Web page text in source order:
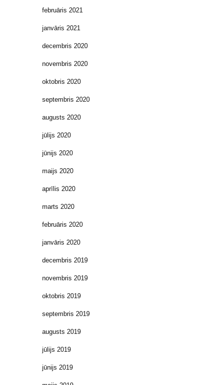
februāris 2021
janvāris 2021
decembris 2020
novembris 2020
oktobris 2020
septembris 2020
augusts 2020
jūlijs 2020
jūnijs 2020
maijs 2020
aprīlis 2020
marts 2020
februāris 2020
janvāris 2020
decembris 2019
novembris 2019
oktobris 2019
septembris 2019
augusts 2019
jūlijs 2019
jūnijs 2019